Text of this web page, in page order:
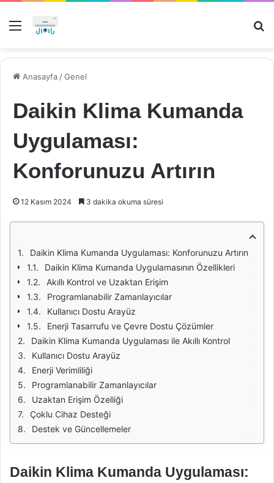
Menü
Anasayfa /Genel
Daikin Klima Kumanda
Uygulaması:
Konforunuzu Artırın
12 Kasım 2024 3 dakika okuma süresi
Daikin Klima Kumanda Uygulaması: Konforunuzu Artırın
Daikin Klima Kumanda Uygulamasının Özellikleri
Akıllı Kontrol ve Uzaktan Erişim
Programlanabilir Zamanlayıcılar
Kullanıcı Dostu Arayüz
Enerji Tasarrufu ve Çevre Dostu Çözümler
Daikin Klima Kumanda Uygulaması ile Akıllı Kontrol
Kullanıcı Dostu Arayüz
Enerji Verimliliği
Programlanabilir Zamanlayıcılar
Uzaktan Erişim Özelliği
Çoklu Cihaz Desteği
Destek ve Güncellemeler
Daikin Klima Kumanda Uygulaması: